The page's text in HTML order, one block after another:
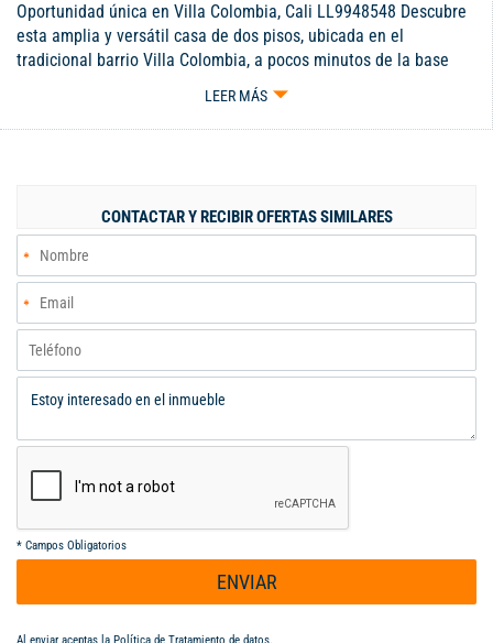
Oportunidad única en Villa Colombia, Cali LL9948548 Descubre
esta amplia y versátil casa de dos pisos, ubicada en el
tradicional barrio Villa Colombia, a pocos minutos de la base
aérea y con cercanía a colegios, parques y todo lo que necesitas
para vivir como para invertir, gracias a su excelente distribución:
adicionales, 2 amplia salas, comedor, cocina funcional, baño,
patio y zona de oficios. Segundo piso: Dispone de 4
habitaciones, dos salas que brindan mayor comodidad y
espacios independientes, cocina, baño, patio y zona de oficios.
Tercer piso: Terraza
LEER MÁS
CONTACTAR Y RECIBIR OFERTAS SIMILARES
* Campos Obligatorios
ENVIAR